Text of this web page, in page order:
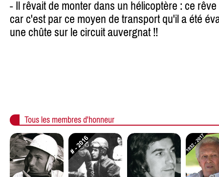
- Il rêvait de monter dans un hélicoptère : ce
car c'est par ce moyen de transport qu'il a été
une chûte sur le circuit auvergnat !!
Tous les membres d'honneur